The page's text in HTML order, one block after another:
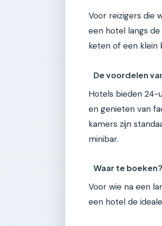
Voor reizigers die
een hotel langs
keten of een klein
De voordelen
Hotels bieden 24-
en genieten van
kamers zijn
minibar.
Waar te boeken?
Voor wie na een
een hotel de